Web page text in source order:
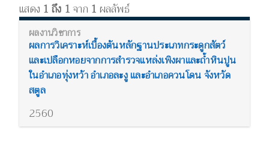
แสดง 1 ถึง 1จาก 1 ผลลัพธ์
ผลการวิเคราะห์เบื้องต้นหลักฐานประเภทกระดูกสัตว์
และเปลือกหอยจากการสำรวจแหล่งเพิงผาและถ้ำหินปูน
ในอำเภอทุ่งหว้า อำเภอละงู และอำเภอควนโดน จังหวัด
สตูล
2560